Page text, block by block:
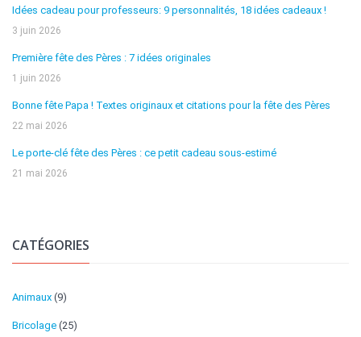
Idées cadeau pour professeurs: 9 personnalités, 18 idées cadeaux !
3 juin 2026
Première fête des Pères : 7 idées originales
1 juin 2026
Bonne fête Papa ! Textes originaux et citations pour la fête des Pères
22 mai 2026
Le porte-clé fête des Pères : ce petit cadeau sous-estimé
21 mai 2026
CATÉGORIES
Animaux (9)
Bricolage (25)